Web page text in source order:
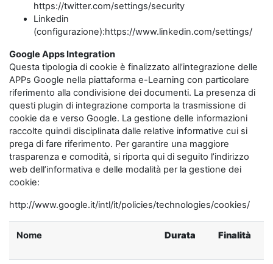
https://twitter.com/settings/security
Linkedin
(configurazione):https://www.linkedin.com/settings/
Google Apps Integration
Questa tipologia di cookie è finalizzato all’integrazione delle
APPs Google nella piattaforma e-Learning con particolare
riferimento alla condivisione dei documenti. La presenza di
questi plugin di integrazione comporta la trasmissione di
cookie da e verso Google. La gestione delle informazioni
raccolte quindi disciplinata dalle relative informative cui si
prega di fare riferimento. Per garantire una maggiore
trasparenza e comodità, si riporta qui di seguito l’indirizzo
web dell’informativa e delle modalità per la gestione dei
cookie:
http://www.google.it/intl/it/policies/technologies/cookies/
Nome Durata Finalità